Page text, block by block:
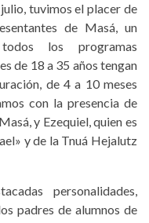
tuvimos el placer de
de Masá, un
los programas
de 18 a 35 años tengan
de 4 a 10 meses
con la presencia de
y Ezequiel, quien es
y de la Tnuá Hejalutz
personalidades,
padres de alumnos de